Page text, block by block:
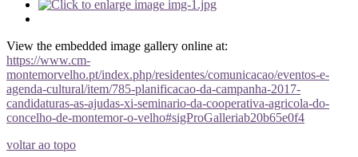
View the embedded image gallery online at:
https://www.cm-
montemorvelho.pt/index.php/residentes/comunicacao/eventos-e-
agenda-cultural/item/785-planificacao-da-campanha-2017-
candidaturas-as-ajudas-xi-seminario-da-cooperativa-agricola-do-
concelho-de-montemor-o-velho#sigProGalleriab20b65e0f4
voltar ao topo